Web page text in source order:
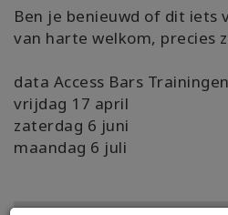
Ben je benieuwd of dit iets
van harte welkom, precies
data Access Bars
vrijdag 17 april
zaterdag 6 juni
maandag 6 juli